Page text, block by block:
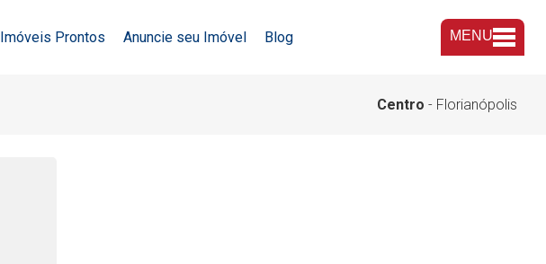
Imóveis Prontos Anuncie seu Imóvel Blog MENU
Centro - Florianópolis